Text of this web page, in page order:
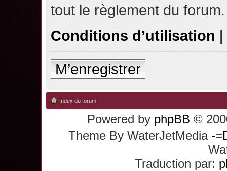
tout le règlement du forum.
Conditions d’utilisation |
M’enregistrer
Index du forum
Powered by phpBB ©
Theme By WaterJetMedia -
Traduction par: